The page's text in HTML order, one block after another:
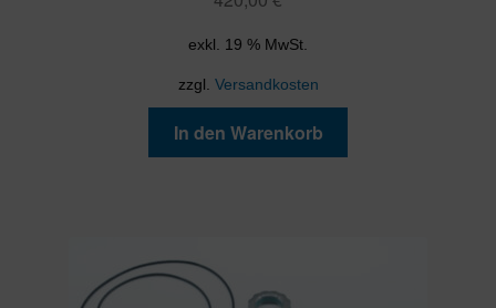
exkl. 19 % MwSt.
zzgl. Versandkosten
In den Warenkorb